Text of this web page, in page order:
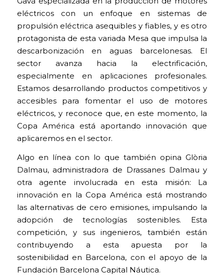
eléctricos con un enfoque en sistemas de
propulsión eléctrica asequibles y fiables, y es otro
protagonista de esta variada Mesa que impulsa la
descarbonización en aguas barcelonesas. El
sector avanza hacia la electrificación,
especialmente en aplicaciones profesionales.
Estamos desarrollando productos competitivos y
accesibles para fomentar el uso de motores
eléctricos, y reconoce que, en este momento, la
Copa América está aportando innovación que
aplicaremos en el sector.
Algo en línea con lo que también opina Glòria
Dalmau, administradora de Drassanes Dalmau y
otra agente involucrada en esta misión: La
innovación en la Copa América está mostrando
las alternativas de cero emisiones, impulsando la
adopción de tecnologías sostenibles. Esta
competición, y sus ingenieros, también están
contribuyendo a esta apuesta por la
sostenibilidad en Barcelona, con el apoyo de la
Fundación Barcelona Capital Náutica.